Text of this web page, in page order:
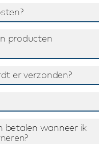
producten
er verzonden?
betalen wanneer ik